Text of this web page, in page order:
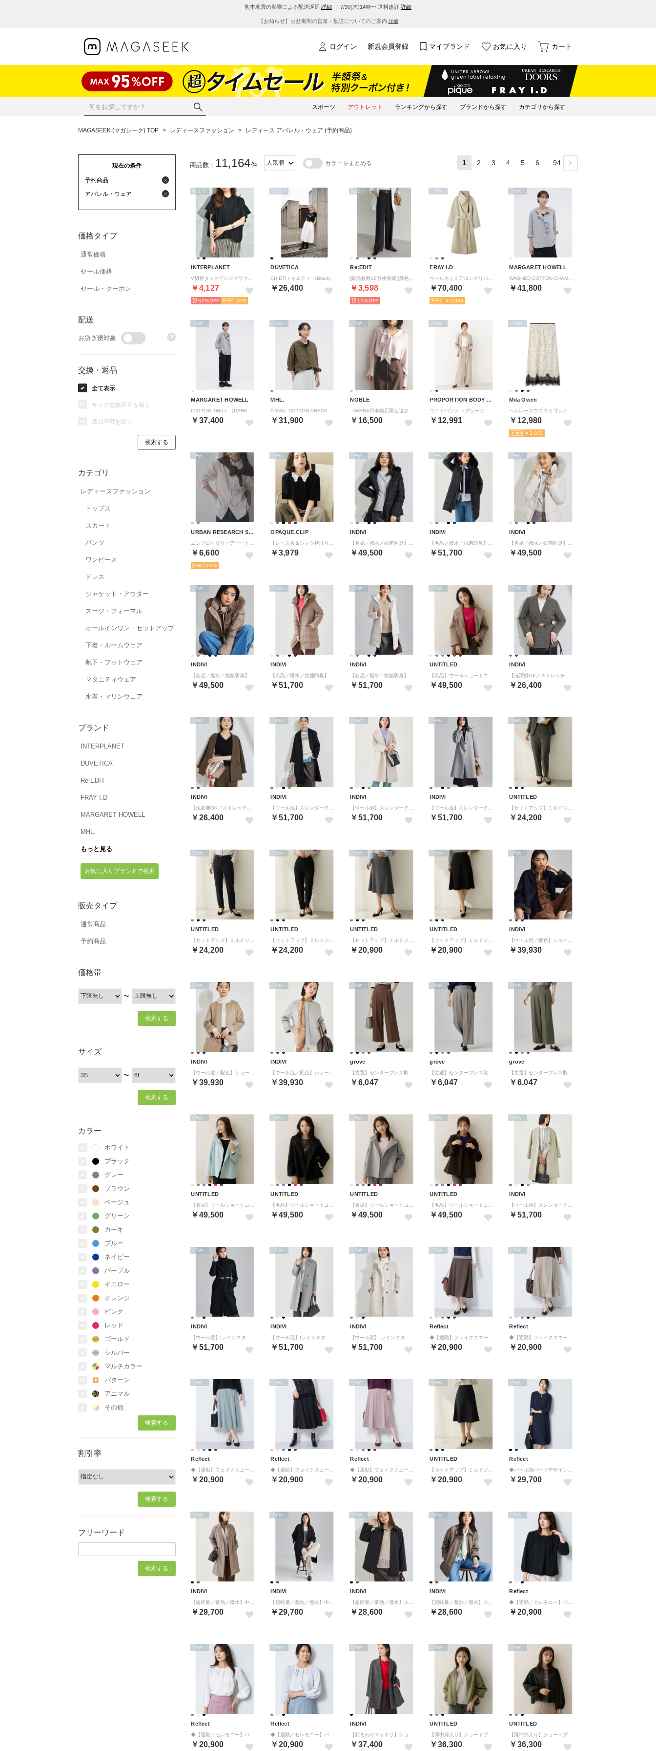
熊本地震の影響による配送遅延 詳細 ｜ 7/30(木)14時〜 送料改訂 詳細
【お知らせ】お盆期間の営業・配送についてのご案内 詳細
ログイン 新規会員登録 マイブランド お気に入り カート
スポーツ アウトレット ランキングから探す ブランドから探す カテゴリから探す
MAGASEEK (マガシーク) TOP > レディースファッション > レディース アパレル・ウェア (予約商品)
現在の条件
予約商品
アパレル・ウェア
価格タイプ
通常価格
セール価格
セール・クーポン
配送
お急ぎ便対象 ?
交換・返品
全て表示
サイズ交換不可を除く
返品不可を除く
カテゴリ
レディースファッション
トップス
スカート
パンツ
ワンピース
ドレス
ジャケット・アウター
スーツ・フォーマル
オールインワン・セットアップ
下着・ルームウェア
靴下・フットウェア
マタニティウェア
水着・マリンウェア
ブランド
INTERPLANET
DUVETICA
Re:EDIT
FRAY I.D
MARGARET HOWELL
MHL.
もっと見る
お気に入りブランドで検索
販売タイプ
通常商品
予約商品
価格帯
〜
サイズ
〜
カラー
ホワイト
ブラック
グレー
ブラウン
ベージュ
グリーン
カーキ
ブルー
ネイビー
パープル
イエロー
オレンジ
ピンク
レッド
ゴールド
シルバー
マルチカラー
パターン
アニマル
その他
割引率
フリーワード
商品数： 11,164件 カラーをまとめる 1 2 3 4 5 6 ...94
INTERPLANET
￥4,127
SELECT
52% 10
DUVETICA
CHIETI / キエティ （Black）
￥26,400
SELECT
Re:EDIT
￥3,598
SELECT
10%
FRAY I.D
￥70,400
予約
￥3,000
MARGARET HOWELL
￥41,800
予約
MARGARET HOWELL
￥37,400
予約
MHL.
￥31,900
予約
NOBLE
￥16,500
予約
PROPORTION BODY DRESSING
￥12,991
予約
Mila Owen
￥12,980
予約
￥3,000
URBAN RESEARCH Sonny Label
￥6,600
予約
10
OPAQUE.CLIP
￥3,979
予約
INDIVI
￥49,500
予約
INDIVI
￥51,700
予約
INDIVI
￥49,500
予約
INDIVI
￥49,500
予約
INDIVI
￥51,700
予約
INDIVI
￥51,700
予約
UNTITLED
￥49,500
予約
INDIVI
￥26,400
予約
INDIVI
￥26,400
予約
INDIVI
￥51,700
予約
INDIVI
￥51,700
予約
INDIVI
￥51,700
予約
UNTITLED
￥24,200
予約
UNTITLED
￥24,200
予約
UNTITLED
￥24,200
予約
UNTITLED
￥20,900
予約
UNTITLED
￥20,900
予約
INDIVI
￥39,930
予約
INDIVI
￥39,930
予約
INDIVI
￥39,930
予約
grove
￥6,047
予約
grove
￥6,047
予約
grove
￥6,047
予約
UNTITLED
￥49,500
予約
UNTITLED
￥49,500
予約
UNTITLED
￥49,500
予約
UNTITLED
￥49,500
予約
INDIVI
￥51,700
予約
INDIVI
￥51,700
予約
INDIVI
￥51,700
予約
INDIVI
￥51,700
予約
Reflect
￥20,900
予約
Reflect
￥20,900
予約
Reflect
￥20,900
予約
Reflect
￥20,900
予約
Reflect
￥20,900
予約
UNTITLED
￥20,900
予約
Reflect
￥29,700
予約
INDIVI
￥29,700
予約
INDIVI
￥29,700
予約
INDIVI
￥28,600
予約
INDIVI
￥28,600
予約
Reflect
￥20,900
予約
Reflect
￥20,900
予約
Reflect
￥20,900
予約
INDIVI
￥37,400
予約
UNTITLED
￥36,300
予約
UNTITLED
￥36,300
予約